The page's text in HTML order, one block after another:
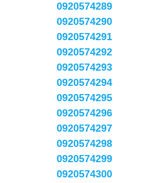
0920574289
0920574290
0920574291
0920574292
0920574293
0920574294
0920574295
0920574296
0920574297
0920574298
0920574299
0920574300